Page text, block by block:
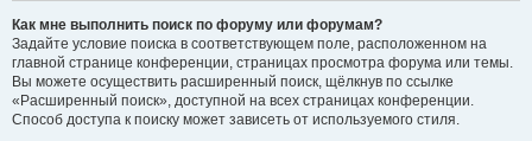
Как мне выполнить поиск по форуму или форумам?
Задайте условие поиска в соответствующем поле, расположенном на
главной странице конференции, страницах просмотра форума или темы.
Вы можете осуществить расширенный поиск, щёлкнув по ссылке
«Расширенный поиск», доступной на всех страницах конференции.
Способ доступа к поиску может зависеть от используемого стиля.